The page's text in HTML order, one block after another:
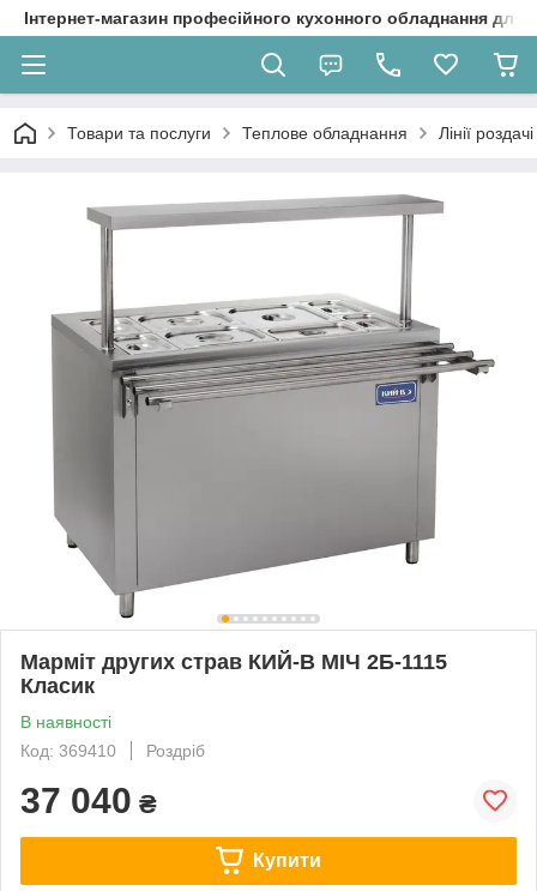
Інтернет-магазин професійного кухонного обладнання
Товари та послуги Теплове обладнання Лінії роздачі
Марміт других страв КИЙ-В МІЧ 2Б-1115
Класик
В наявності
Код: 369410
Роздріб
37 040 ₴
Купити